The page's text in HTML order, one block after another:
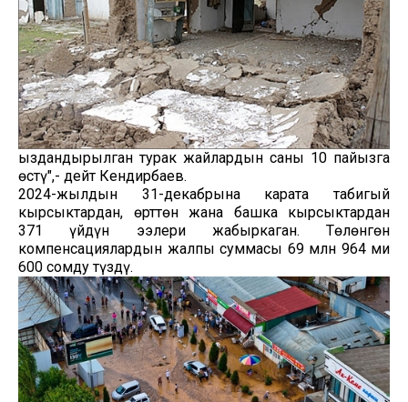
ыздандырылган турак жайлардын саны 10 пайызга
өстү",- дейт Кендирбаев.
2024-жылдын 31-декабрына карата табигый
кырсыктардан, өрттөн жана башка кырсыктардан
371 үйдүн ээлери жабыркаган. Төлөнгөн
компенсациялардын жалпы суммасы 69 млн 964 миң
600 сомду түздү.